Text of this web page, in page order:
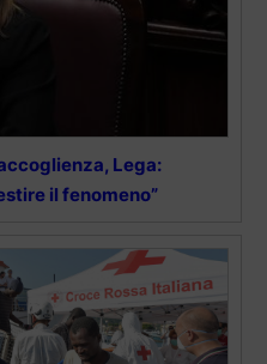
Lega:
il fenomeno”